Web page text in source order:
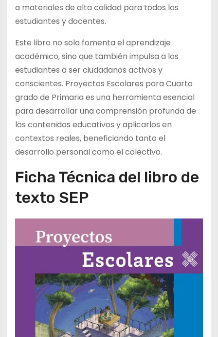
a materiales de alta calidad para todos los
estudiantes y docentes.
Este libro no solo fomenta el aprendizaje
académico, sino que también impulsa a los
estudiantes a ser ciudadanos activos y
conscientes. Proyectos Escolares para Cuarto
grado de Primaria es una herramienta esencial
para desarrollar una comprensión profunda de
los contenidos educativos y aplicarlos en
contextos reales, beneficiando tanto el
desarrollo personal como el colectivo.
Ficha Técnica del libro de
texto SEP